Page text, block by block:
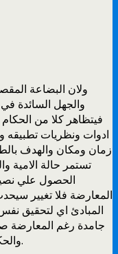
ولان البضاعة
والجهل السائدة
فيتظاهر كلا من
ادوات ونظريات تطبيقه
زمان ومكان والهدف
تستمر حالة الامية
الحصول علي
المعارضة فلا تغيير
المبادئ اي لتحقيق نفس
جامدة رغم المعارضة
والحكام الحريصين علي مصلحة الشعوب.